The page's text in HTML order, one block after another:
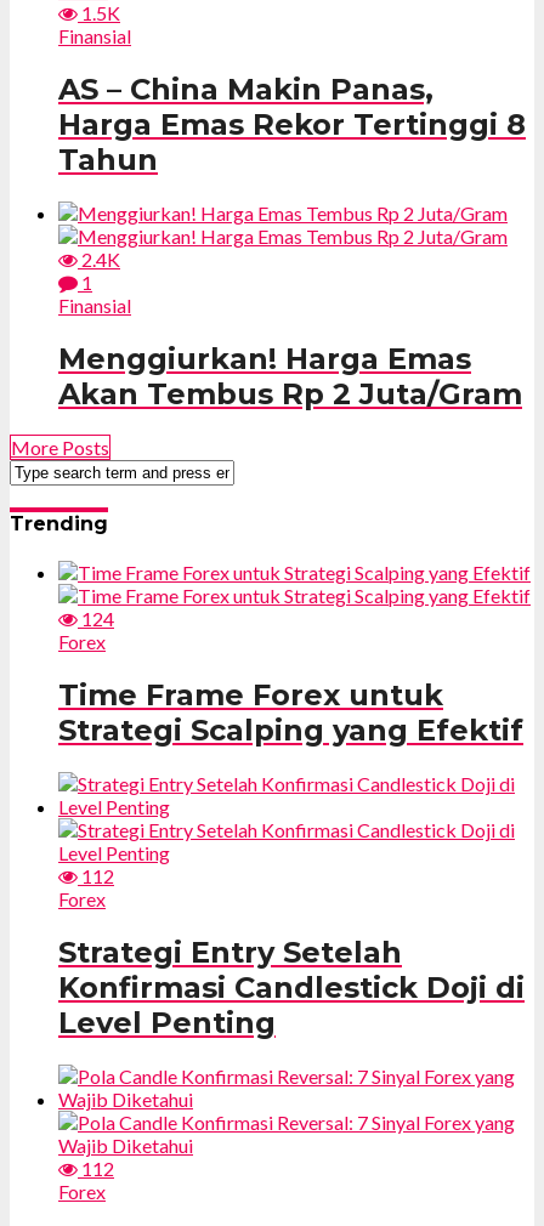
1.5K
Finansial
AS – China Makin Panas,
Harga Emas Rekor Tertinggi 8
Tahun
2.4K
1
Finansial
Menggiurkan! Harga Emas
Akan Tembus Rp 2 Juta/Gram
More Posts
Trending
124
Forex
Time Frame Forex untuk
Strategi Scalping yang Efektif
112
Forex
Strategi Entry Setelah
Konfirmasi Candlestick Doji di
Level Penting
112
Forex